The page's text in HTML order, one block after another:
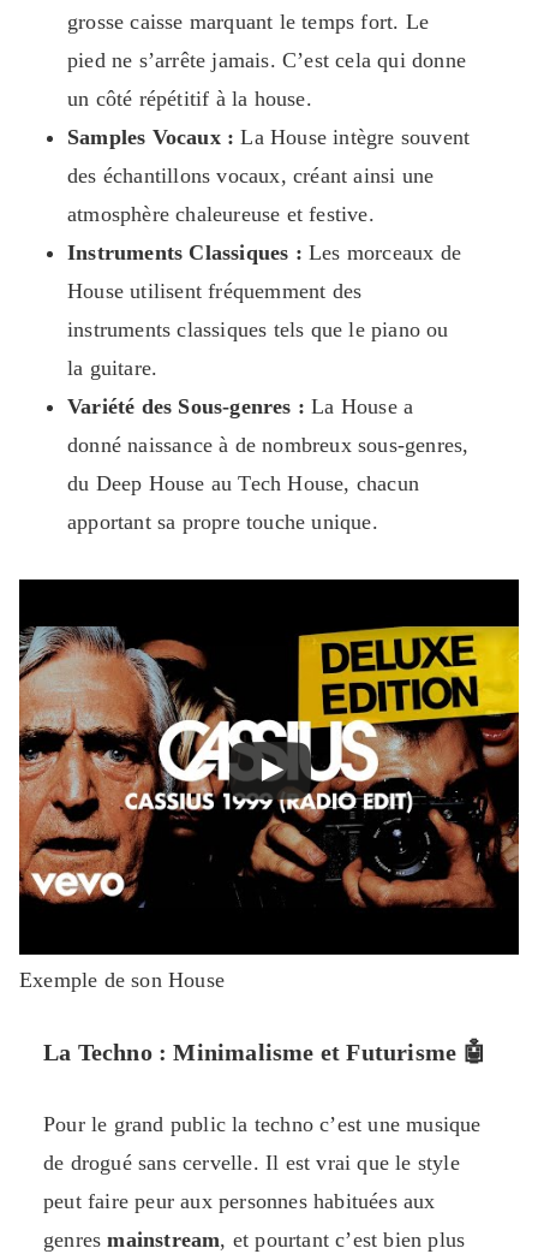
grosse caisse marquant le temps fort. Le
pied ne s’arrête jamais. C’est cela qui donne
un côté répétitif à la house.
Samples Vocaux : La House intègre souvent
des échantillons vocaux, créant ainsi une
atmosphère chaleureuse et festive.
Instruments Classiques : Les morceaux de
House utilisent fréquemment des
instruments classiques tels que le piano ou
la guitare.
Variété des Sous-genres : La House a
donné naissance à de nombreux sous-genres,
du Deep House au Tech House, chacun
apportant sa propre touche unique.
Exemple de son House
La Techno : Minimalisme et Futurisme 🤖
Pour le grand public la techno c’est une musique
de drogué sans cervelle. Il est vrai que le style
peut faire peur aux personnes habituées aux
genresmainstream, et pourtant c’est bien plus